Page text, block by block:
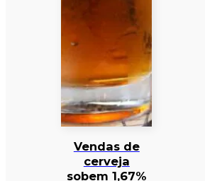
Vendas de
cerveja
sobem 1,67%